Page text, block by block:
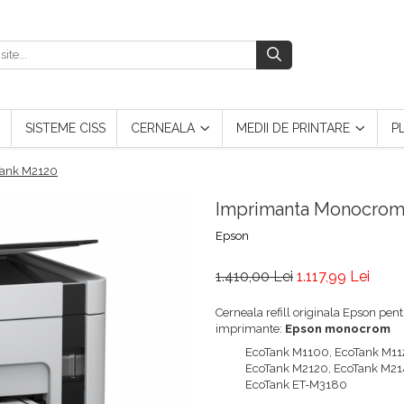
SISTEME CISS CERNEALA MEDII DE PRINTARE
M2120
Imprimanta
Epson
1.410,00 Lei 1.117,99 Lei
Cerneala refill originala Epson
imprimante: Epson monocrom
EcoTank M1100, EcoTank
EcoTank M2120, EcoTank
EcoTank ET-M3180